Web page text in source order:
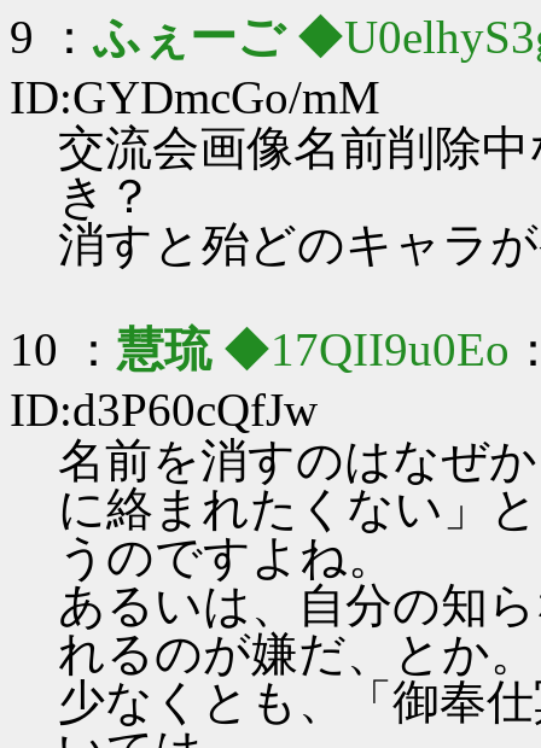
9 ：ふぇーご
ID:GYDmcGo/mM
交流会画像名前削除
き？
消すと殆どのキャラ
10 ： 慧琉◆17QII9u0Eo
ID:d3P60cQfJw
名前を消すのはなぜ
に絡まれたくない」
うのですよね。
あるいは、自分の知
れるのが嫌だ、とか。
少なくとも、「御奉